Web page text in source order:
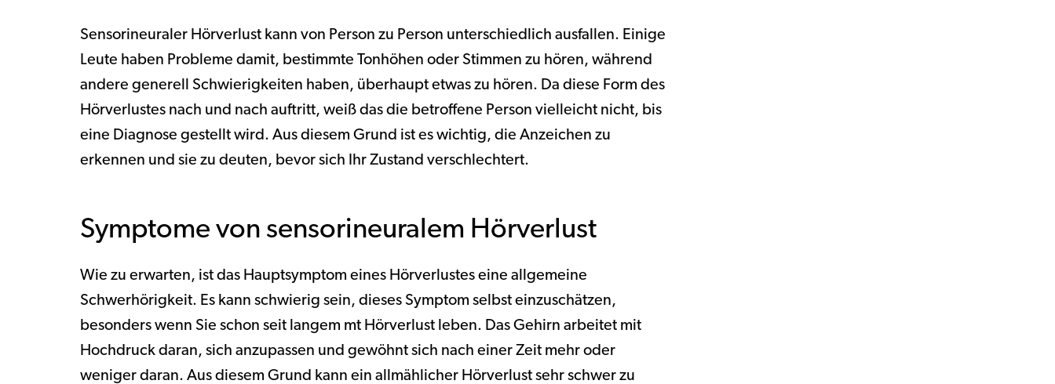
Sensorineuraler Hörverlust kann von Person zu Person unterschiedlich ausfallen. Einige
Leute haben Probleme damit, bestimmte Tonhöhen oder Stimmen zu hören, während
andere generell Schwierigkeiten haben, überhaupt etwas zu hören. Da diese Form des
Hörverlustes nach und nach auftritt, weiß das die betroffene Person vielleicht nicht, bis
eine Diagnose gestellt wird. Aus diesem Grund ist es wichtig, die Anzeichen zu
erkennen und sie zu deuten, bevor sich Ihr Zustand verschlechtert.
Symptome von sensorineuralem Hörverlust
Wie zu erwarten, ist das Hauptsymptom eines Hörverlustes eine allgemeine
Schwerhörigkeit. Es kann schwierig sein, dieses Symptom selbst einzuschätzen,
besonders wenn Sie schon seit langem mt Hörverlust leben. Das Gehirn arbeitet mit
Hochdruck daran, sich anzupassen und gewöhnt sich nach einer Zeit mehr oder
weniger daran. Aus diesem Grund kann ein allmählicher Hörverlust sehr schwer zu